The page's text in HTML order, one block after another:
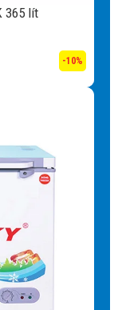
365 lít
-10%